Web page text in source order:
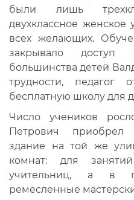
были лишь
двухклассное
всех желающих.
закрывало
большинства детей
трудности,
бесплатную школу для
Число учеников
Петрович приобрел
здание на той же
комнат: для
учительниц, а в
ремесленные